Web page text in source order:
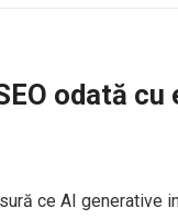
odată cu
ce AI generative